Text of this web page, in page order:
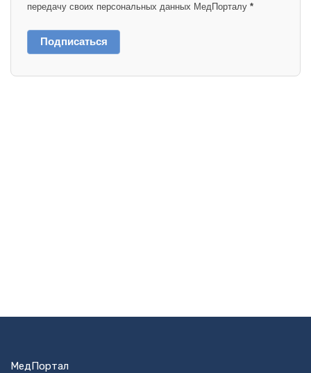
передачу своих персональных данных МедПорталу *
Подписаться
МедПортал